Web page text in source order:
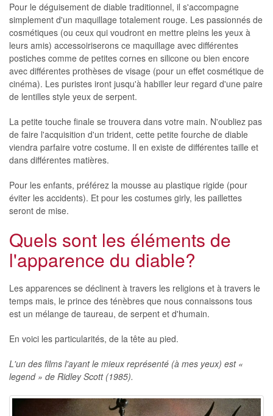
Pour le déguisement de diable traditionnel, il s'accompagne
simplement d'un maquillage totalement rouge. Les passionnés de
cosmétiques (ou ceux qui voudront en mettre pleins les yeux à
leurs amis) accessoiriserons ce maquillage avec différentes
postiches comme de petites cornes en silicone ou bien encore
avec différentes prothèses de visage (pour un effet cosmétique de
cinéma). Les puristes iront jusqu'à habiller leur regard d'une paire
de lentilles style yeux de serpent.
La petite touche finale se trouvera dans votre main. N'oubliez pas
de faire l'acquisition d'un trident, cette petite fourche de diable
viendra parfaire votre costume. Il en existe de différentes taille et
dans différentes matières.
Pour les enfants, préférez la mousse au plastique rigide (pour
éviter les accidents). Et pour les costumes girly, les paillettes
seront de mise.
Quels sont les éléments de
l'apparence du diable?
Les apparences se déclinent à travers les religions et à travers le
temps mais, le prince des ténèbres que nous connaissons tous
est un mélange de taureau, de serpent et d'humain.
En voici les particularités, de la tête au pied.
L'un des films l'ayant le mieux représenté (à mes yeux) est «
legend » de Ridley Scott (1985).